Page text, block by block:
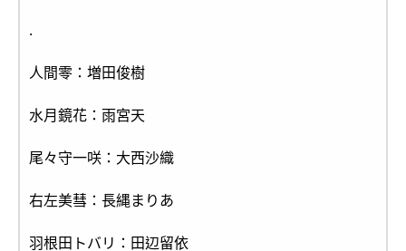
.
人間零：増田俊樹
水月鏡花：雨宮天
尾々守一咲：大西沙織
右左美彗：長縄まりあ
羽根田トバリ：田辺留依